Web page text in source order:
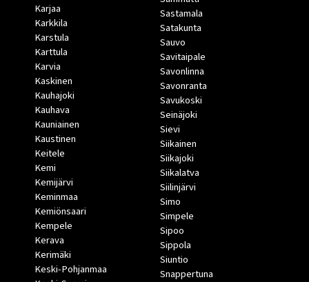
Karjaa
Karkkila
Karstula
Karttula
Karvia
Kaskinen
Kauhajoki
Kauhava
Kauniainen
Kaustinen
Keitele
Kemi
Kemijärvi
Keminmaa
Kemiönsaari
Kempele
Kerava
Kerimäki
Keski-Pohjanmaa
Sastamala
Satakunta
Sauvo
Savitaipale
Savonlinna
Savonranta
Savukoski
Seinäjoki
Sievi
Siikainen
Siikajoki
Siikalatva
Siilinjärvi
Simo
Simpele
Sipoo
Sippola
Siuntio
Snappertuna